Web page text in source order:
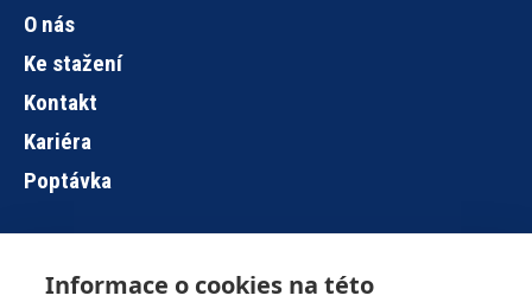
Informace o cookies na této
O nás
Ke stažení
Kontakt
Kariéra
Poptávka